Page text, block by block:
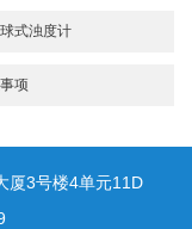
式浊度计
项
厦3号楼4单元11D